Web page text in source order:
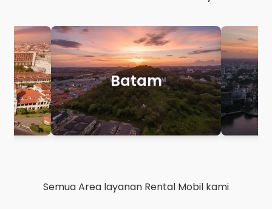
Makassar
Semua Area layanan Rental Mobil kami